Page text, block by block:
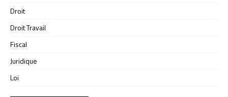
Droit
Droit Travail
Fiscal
Juridique
Loi